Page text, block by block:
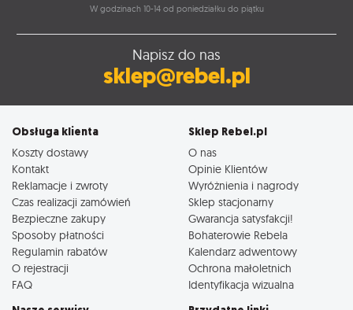
W godzinach 10-14 od poniedziałku do piątku
Napisz do nas
sklep@rebel.pl
Obsługa klienta
Koszty dostawy
Kontakt
Reklamacje i zwroty
Czas realizacji zamówień
Bezpieczne zakupy
Sposoby płatności
Regulamin rabatów
O rejestracji
FAQ
Sklep Rebel.pl
O nas
Opinie Klientów
Wyróżnienia i nagrody
Sklep stacjonarny
Gwarancja satysfakcji!
Bohaterowie Rebela
Kalendarz adwentowy
Ochrona małoletnich
Identyfikacja wizualna